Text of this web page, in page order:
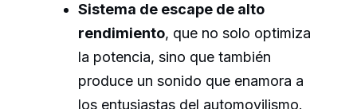
Sistema de escape de alto
rendimiento, que no solo optimiza
la potencia, sino que también
produce un sonido que enamora a
los entusiastas del automovilismo.